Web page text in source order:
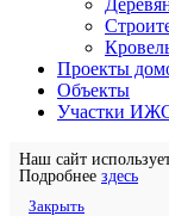
Проекты
Объекты
Участки
Наш сайт
Подробнее здесь
Закрыть